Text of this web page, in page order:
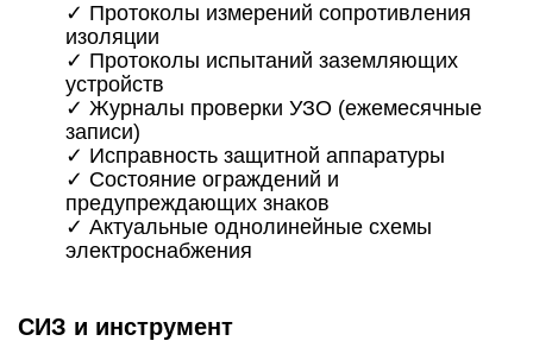
✓ Протоколы измерений сопротивления
изоляции
✓ Протоколы испытаний заземляющих
устройств
✓ Журналы проверки УЗО (ежемесячные
записи)
✓ Исправность защитной аппаратуры
✓ Состояние ограждений и
предупреждающих знаков
✓ Актуальные однолинейные схемы
электроснабжения
СИЗ и инструмент